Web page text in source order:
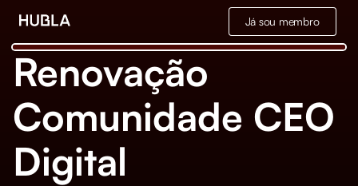
Já sou membro
Renovação
Comunidade CEO
Digital